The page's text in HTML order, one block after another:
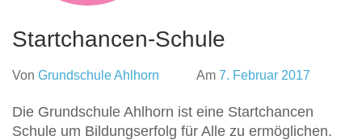
Startchancen-Schule
Von Grundschule Ahlhorn Am 7. Februar 2017
Die Grundschule Ahlhorn ist eine Startchancen
Schule um Bildungserfolg für Alle zu ermöglichen.